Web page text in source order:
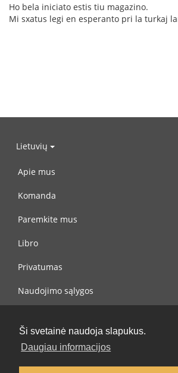
Ši svetainė naudoja slapukus.
Daugiau informacijos
Ho bela iniciato estis tiu magazino.
Mi sxatus legi en esperanto pri la turkaj
Lietuvių
Apie mus
Komanda
Paremkite mus
Libro
Privatumas
Naudojimo sąlygos